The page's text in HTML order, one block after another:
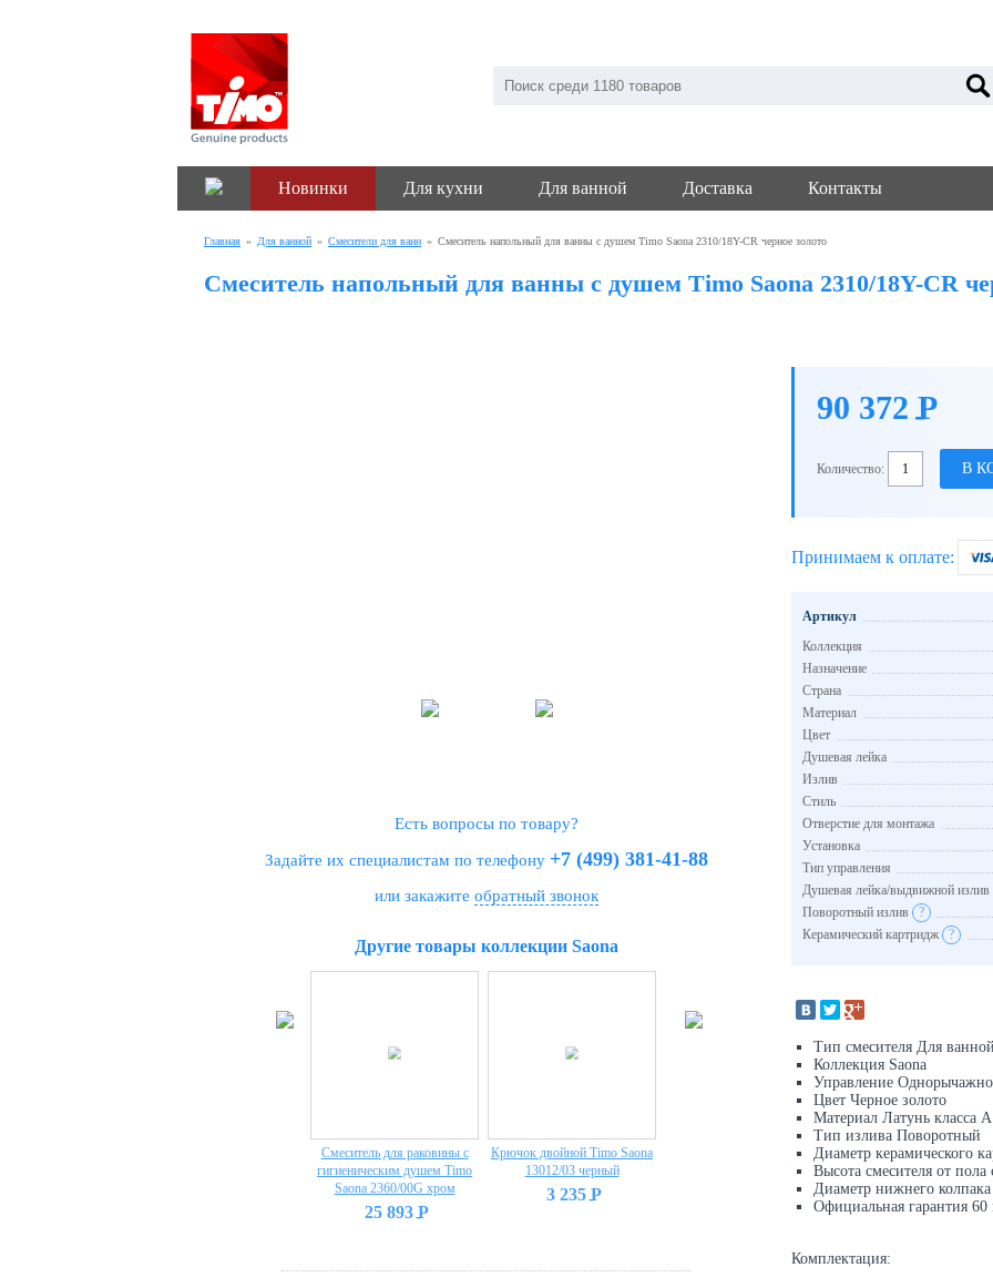
Новинки Для кухни Для ванной Доставка Контакты
Главная » Для ванной » Смесители для ванн » Смеситель напольный для ванны с душем Timo Saona 2310/18Y-CR черное золото
Смеситель напольный для ванны с душем Timo Saona 2310/18Y-CR
Есть вопросы по товару?
Задайте их специалистам по телефону +7 (499) 381-41-88
или закажите обратный звонок
Другие товары коллекции Saona
Смеситель для раковины с
гигиеническим душем Timo
Saona 2360/00G хром
25 893 P
-
Крючок двойной Timo Saona
13012/03 черный
3 235 P
-
Душевая система встроенная
Timo Saona SX-2309/00SM
Смеситель встроенный
гигиеническим душем
Selene 2089/00SM хром
20 582P
-
90 372P
-
Количество: В
Принимаем к оплате:
Артикул
Коллекция
Назначение
Страна
Материал
Цвет
Душевая лейка
Излив
Стиль
Отверстие для монтажа
Установка
Тип управления
Душевая лейка/выдвижной излив
Поворотный излив
?
Керамический картридж
?
Тип смесителя Для
Коллекция Saona
Управление
Цвет Черное золото
Материал Латунь класса А
Тип излива Поворотный
Диаметр керамического
Высота смесителя от пола
Диаметр нижнего
Официальная гарантия 60
Комплектация: